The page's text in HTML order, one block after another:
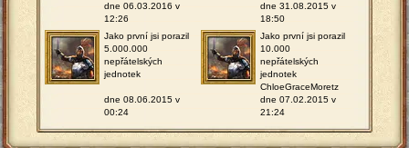
dne 06.03.2016 v
12:26
dne 31.08.2015 v
18:50
Jako první jsi porazil
5.000.000
nepřátelských
jednotek
dne 08.06.2015 v
00:24
Jako první jsi porazil
10.000
nepřátelských
jednotek
ChloeGraceMoretz
dne 07.02.2015 v
21:24